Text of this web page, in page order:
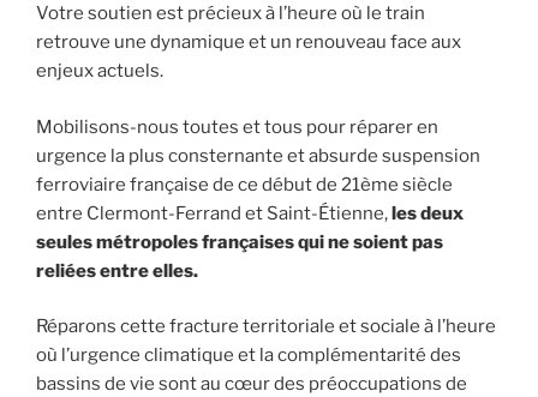
Votre soutien est précieux à l’heure où le train
retrouve une dynamique et un renouveau face aux
enjeux actuels.
Mobilisons-nous toutes et tous pour réparer en
urgence la plus consternante et absurde suspension
ferroviaire française de ce début de 21ème siècle
entre Clermont-Ferrand et Saint-Étienne,les deux
seules métropoles françaises qui ne soient pas
reliées entre elles.
Réparons cette fracture territoriale et sociale à l’heure
où l’urgence climatique et la complémentarité des
bassins de vie sont au cœur des préoccupations de